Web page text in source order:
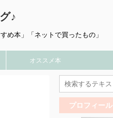
♪
め本」「ネットで買ったもの」
オススメ本
プロフィール